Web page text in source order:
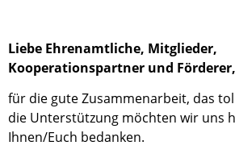
Liebe Ehrenamtliche, Mitglieder,
Kooperationspartner und Förderer,
für die gute Zusammenarbeit, das
die Unterstützung möchten wir uns
Ihnen/Euch bedanken.